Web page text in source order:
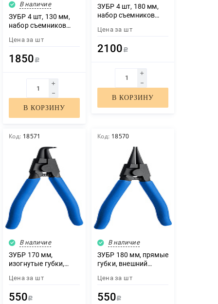
В наличие
ЗУБР 4 шт, 130 мм,
набор съемников
Профессионал
Цена за шт
1850 Р
В КОРЗИНУ
ЗУБР 4 шт, 180 мм,
набор съемников
Профессионал
Цена за шт
2100 Р
В КОРЗИНУ
Код: 18571
В наличие
ЗУБР 170 мм,
изогнутые губки,
стопорных колец,
(22821-4)
Цена за шт
550 Р
Код: 18570
В наличие
ЗУБР 180 мм, прямые
губки, внешний
колец, Профессионал
Цена за шт
550 Р